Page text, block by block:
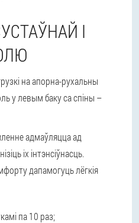
І
на апорна-рухальны
у левым баку са спіны –
адмаўляцца ад
іх інтэнсіўнасць.
дапамогуць лёгкія
па 10 раз;